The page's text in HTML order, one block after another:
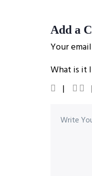
Add a
Your
What is it